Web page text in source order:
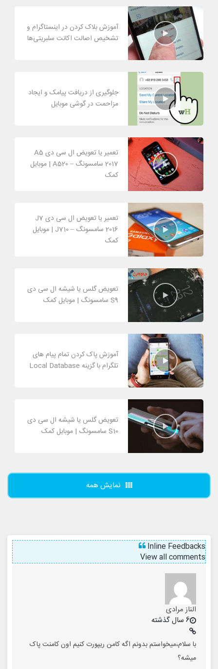
آموزش بلاک کردن در اینستاگرام و
تشخیص اصالت اکانت سلبریتی‌ها
جلوگیری از دریافت پیامک و ایجاد
مزاحمت در گوشی موبایل
تعمیر یا تعویض ال سی دی A5
2017 سامسونگ – A520 | موبایل
کمک
تعمیر یا تعویض ال سی دی J7
2016 سامسونگ – J710 | موبایل
کمک
تعویض گلس یا شیشه ال سی دی
S9 سامسونگ | موبایل کمک
آموزش پاک کردن تمام پیام های
تلگرام با گزینه Local Database
تعویض گلس یا شیشه ال سی دی
S10 سامسونگ | موبایل کمک
نمایش همه
Inline Feedbacks
View all comments
الناز مرادی
6 سال گذشته
با سلام،میخواستم بدونم اگه کامن ریپورت کنیم اون کامنت پاک
میشه؟